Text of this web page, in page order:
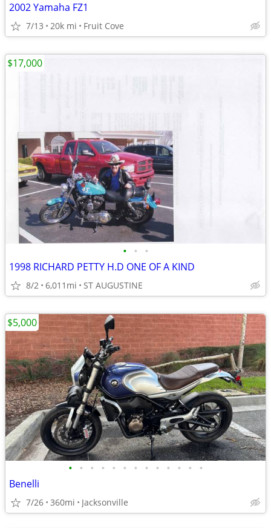
2002 Yamaha FZ1
7/13 20k mi Fruit Cove
• • •
1998 RICHARD PETTY H.D ONE OF A KIND
8/2 6,011mi ST AUGUSTINE
$17,000
• • • • • • • • • • • • •
Benelli
7/26 360mi Jacksonville
$5,000